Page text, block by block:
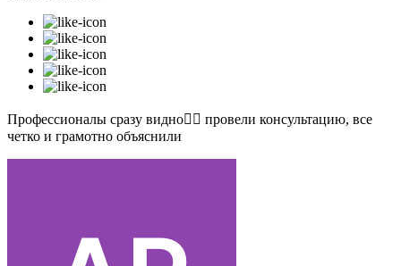
Профессионалы сразу видно👍🏻 провели консультацию, все
четко и грамотно объяснили